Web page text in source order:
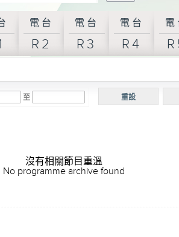
電台
R2
電台
R3
電台
R4
電
至 重設
沒有相關節目重溫
No programme archive found